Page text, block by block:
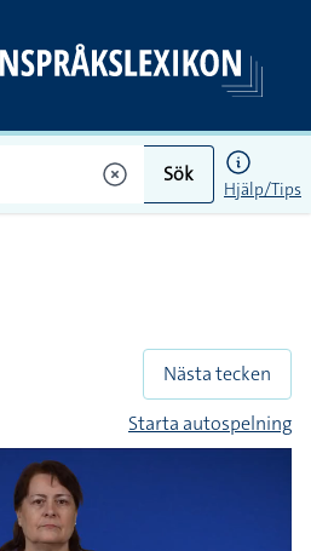
Sök
Hjälp/Tips
Nästa tecken
Starta autospelning